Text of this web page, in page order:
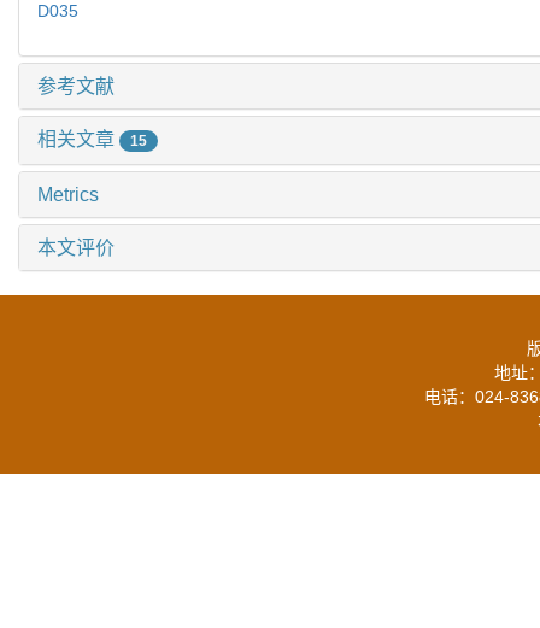
D035
参考文献
相关文章 15
Metrics
本文评价
地址
电话：024-